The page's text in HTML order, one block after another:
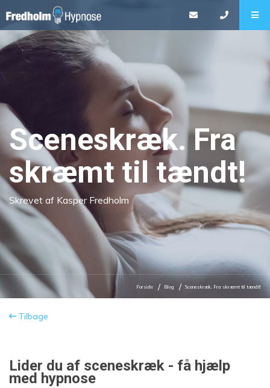
Sceneskræk. Fra
skræmt til tændt!
Skrevet af Kasper Fredholm
Forside Blog Sceneskræk. Fra skræmt til tændt!
Tilbage
Lider du af sceneskræk - få hjælp
med hypnose